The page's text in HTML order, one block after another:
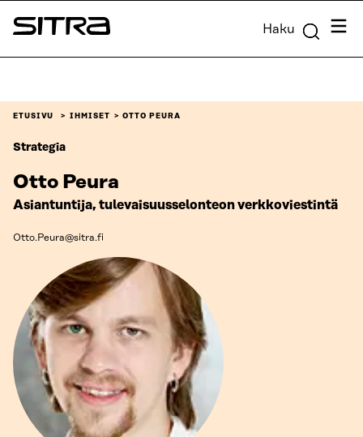
Siirry
suoraan
Sitra Haku
ETUSIVU IHMISET OTTO PEURA
Strategia
Otto Peura
Asiantuntija, tulevaisuusselonteon verkkoviestintä
Otto.Peura@sitra.fi